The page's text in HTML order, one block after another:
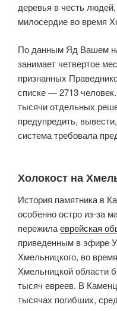
деревья в честь
милосердие во время
По данным Яд Вашем
занимает четвертое
признанных
списке — 2713
тысячи отдельных
предупредить,
система требовала
Холокост на
История памятника в
особенно остро из-за
пережилаеврейская
приведенным в эфире
Хмельницкого, во
Хмельницкой области
тысяч евреев. В
тысячах погибших,